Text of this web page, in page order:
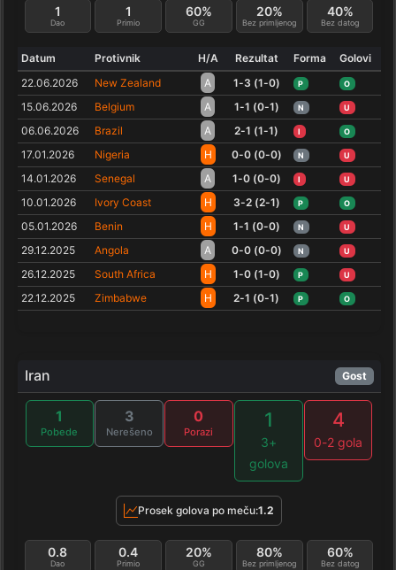
Dao
1
Primio
1
GG
60%
Bez primljenog
20%
Bez datog
40%
Datum Protivnik H/A Rezultat Forma
Golovi
22.06.2026
New Zealand A 1-3 (1-0) P O
15.06.2026 Belgium A 1-1 (0-1) N U
06.06.2026 Brazil A 2-1 (1-1) I O
17.01.2026 Nigeria H 0-0 (0-0) N U
14.01.2026 Senegal A 1-0 (0-0) I U
10.01.2026 Ivory Coast H 3-2 (2-1) P O
05.01.2026 Benin H 1-1 (0-0) N U
29.12.2025 Angola A 0-0 (0-0) N U
26.12.2025 South Africa H 1-0 (1-0) P U
22.12.2025 Zimbabwe H 2-1 (0-1) P O
Iran Gost
1
Pobede
3
Nerešeno
0
Porazi
1
3+
golova
4
0-2 gola
Prosek golova po meču:1.2
Dao
0.8
Primio
0.4
GG
20%
Bez primljenog
80%
Bez datog
60%